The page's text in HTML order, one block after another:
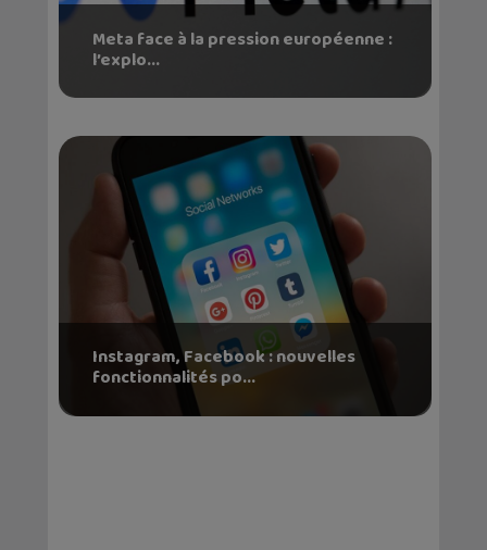
Meta face à la pression européenne :
l’explo...
Instagram, Facebook : nouvelles
fonctionnalités po...